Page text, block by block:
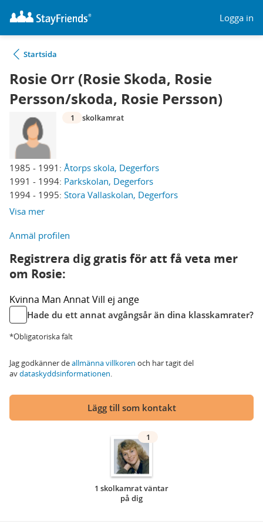
Logga in
Startsida
Rosie Orr (Rosie Skoda, Rosie
Persson/skoda, Rosie Persson)
1985 - 1991: Åtorps skola, Degerfors
1991 - 1994: Parkskolan, Degerfors
1994 - 1995: Stora Vallaskolan, Degerfors
Visa mer
1 skolkamrat
Anmäl profilen
Registrera dig gratis för att få veta mer
om Rosie:
Kvinna Man AnnatVill ej ange
Hade du ett annat avgångsår än dina klasskamrater?
*Obligatoriska fält
Jag godkänner deallmänna villkoren och har tagit del
avdataskyddsinformationen.
Lägg till som kontakt
1
1 skolkamrat väntar
på dig